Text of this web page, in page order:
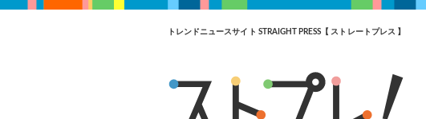
トレンドニュースサイト STRAIGHT PRESS【 ストレートプレス 】